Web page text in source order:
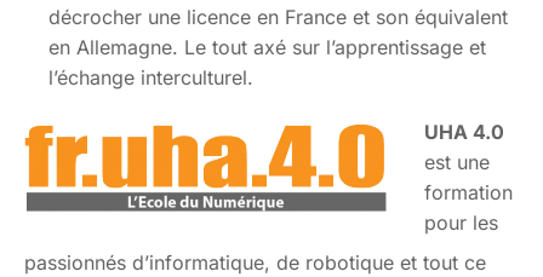
décrocher une licence en France et son équivalent
en Allemagne. Le tout axé sur l’apprentissage et
l’échange interculturel.
UHA 4.0
est une
formation
pour les
passionnés d’informatique, de robotique et tout ce